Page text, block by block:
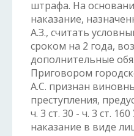
штрафа. На
наказание,
А.З., считать
сроком на 2 года,
дополнительные
Приговором
А.С. признан
преступления,
ч. 3 ст. 30 - ч. 3 ст.
наказание в виде